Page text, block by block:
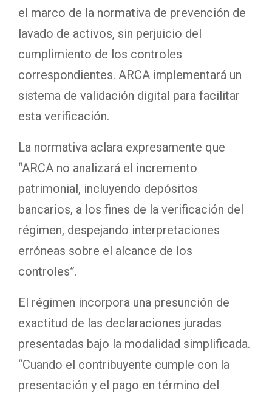
el marco de la normativa de prevención de
lavado de activos, sin perjuicio del
cumplimiento de los controles
correspondientes. ARCA implementará un
sistema de validación digital para facilitar
esta verificación.
La normativa aclara expresamente que
“ARCA no analizará el incremento
patrimonial, incluyendo depósitos
bancarios, a los fines de la verificación del
régimen, despejando interpretaciones
erróneas sobre el alcance de los
controles”.
El régimen incorpora una presunción de
exactitud de las declaraciones juradas
presentadas bajo la modalidad simplificada.
“Cuando el contribuyente cumple con la
presentación y el pago en término del